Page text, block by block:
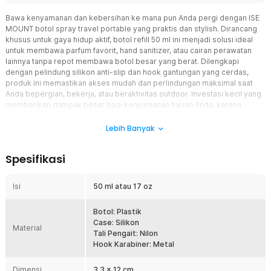
Bawa kenyamanan dan kebersihan ke mana pun Anda pergi dengan ISE
MOUNT botol spray travel portable yang praktis dan stylish. Dirancang
khusus untuk gaya hidup aktif, botol refill 50 ml ini menjadi solusi ideal
untuk membawa parfum favorit, hand sanitizer, atau cairan perawatan
lainnya tanpa repot membawa botol besar yang berat. Dilengkapi
dengan pelindung silikon anti-slip dan hook gantungan yang cerdas,
produk ini memastikan akses mudah dan perlindungan maksimal saat
Anda bepergian, bekerja, atau beraktivitas outdoor. Investasi kecil yang
memberikan dampak besar bagi kenyamanan harian Anda, karena
karena keterbatasan wadah.
Dilengkapi dengan hook metal yang kokoh dan fleksibel, botol
membuka tas Anda di tengah perjalanan. Fitur gantungan ini tidak
hanya menambah nilai fungsionalitas, tetapi juga mencegah botol
hilang atau tercecer saat Anda bergerak dinamis, sehingga Anda
tetap fokus menikmati momen tanpa kekhawatiran.
Lebih Banyak
Spesifikasi
Isi 50 ml atau 17 oz
Material
Botol: Plastik
Case: Silikon
Tali Pengait: Nilon
Hook Karabiner: Metal
Dimensi 3.3 x 12 cm